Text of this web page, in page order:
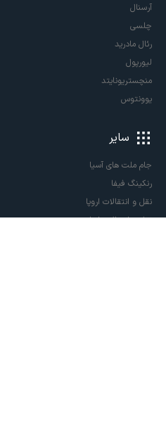
آرسنال
چلسی
رئال مادرید
لیورپول
منچستریونایتد
یوونتوس
سایر
جام ملت های آسیا
رنکینگ فیفا
نقل و انتقالات اروپا
نقل و انتقالات ایران